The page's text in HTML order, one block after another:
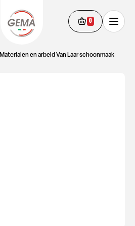
0
Materialen en arbeid Van Laar schoonmaak